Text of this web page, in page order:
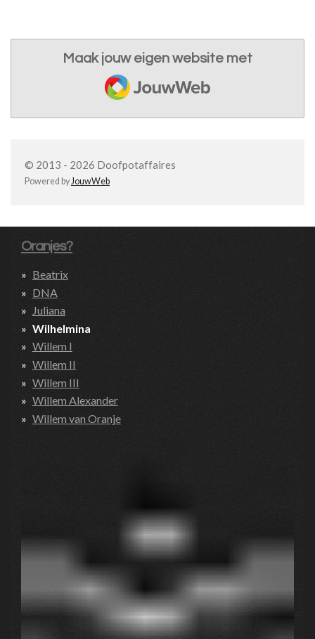
Maak jouw eigen website met
JouwWeb
© 2013 - 2026 Doofpotaffaires
Powered byJouwWeb
Oranjes?
Beatrix
DNA
Juliana
Wilhelmina
Willem I
Willem II
Willem III
Willem Alexander
Willem van Oranje